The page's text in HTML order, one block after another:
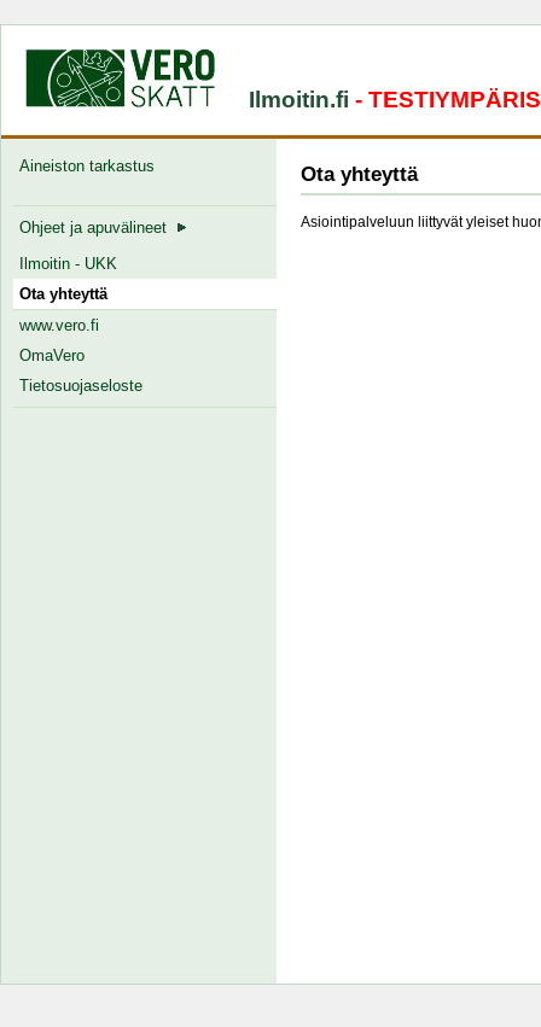
Ilmoitin.fi -
Aineiston tarkastus
Ohjeet ja apuvälineet
Ilmoitin - UKK
Ota yhteyttä
www.vero.fi
OmaVero
Tietosuojaseloste
Ota yhteyttä
Asiointipalveluun liittyvät yleiset